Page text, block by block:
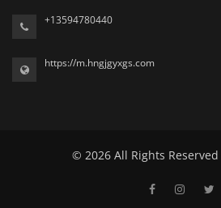
+13594780440
https://m.hngjgyxgs.com
© 2026 All Rights Reserved